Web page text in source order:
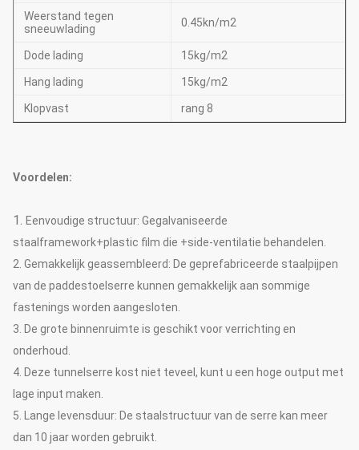
Weerstand tegen
sneeuwlading
0.45kn/m2
Dode lading 15kg/m2
Hang lading 15kg/m2
Klopvast rang 8
Voordelen:
1. Eenvoudige structuur: Gegalvaniseerde
staalframework+plastic film die +side-ventilatie behandelen.
2. Gemakkelijk geassembleerd: De geprefabriceerde staalpijpen
van de paddestoelserre kunnen gemakkelijk aan sommige
fastenings worden aangesloten.
3. De grote binnenruimte is geschikt voor verrichting en
onderhoud.
4. Deze tunnelserre kost niet teveel, kunt u een hoge output met
lage input maken.
5. Lange levensduur: De staalstructuur van de serre kan meer
dan 10 jaar worden gebruikt.